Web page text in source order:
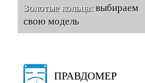
Золотые кольца:выбираем
свою модель
ПРАВДОМЕР